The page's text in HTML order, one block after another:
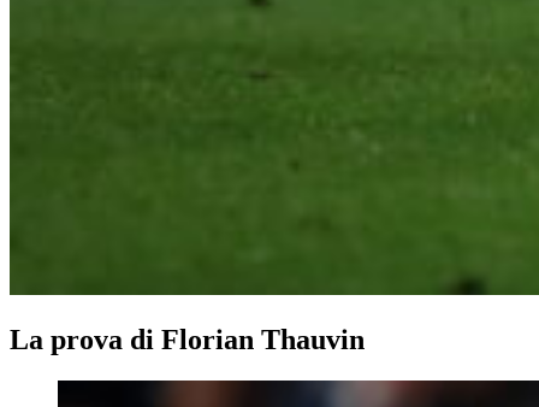
La prova di Florian Thauvin